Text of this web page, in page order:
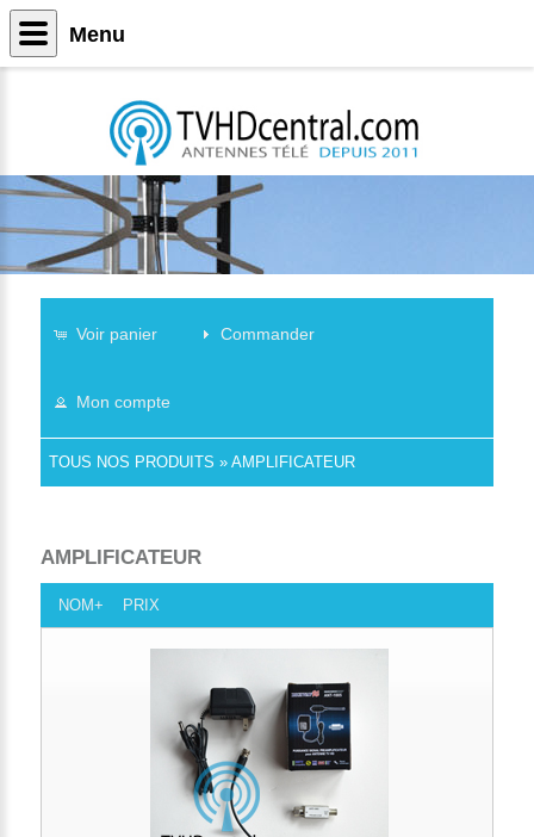
Voir panier Commander
Mon compte
TOUS NOS PRODUITS » AMPLIFICATEUR
AMPLIFICATEUR
NOM+ PRIX
Menu